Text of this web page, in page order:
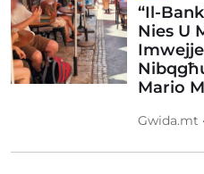
“Il-
Nies U
Mario
Gwida.mt